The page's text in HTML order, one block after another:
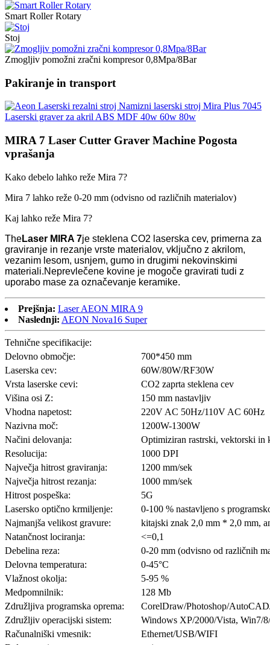
Smart Roller Rotary
Stoj
Zmogljiv pomožni zračni kompresor 0,8Mpa/8Bar
Pakiranje in transport
MIRA 7 Laser Cutter Graver Machine Pogosta
vprašanja
Kako debelo lahko reže Mira 7?
Mira 7 lahko reže 0-20 mm (odvisno od različnih materialov)
Kaj lahko reže Mira 7?
TheLaser MIRA 7je steklena CO2 laserska cev, primerna za
graviranje in rezanje vrste materialov, vključno z akrilom,
vezanim lesom, usnjem, gumo in drugimi nekovinskimi
materiali.Neprevlečene kovine je mogoče gravirati tudi z
uporabo mase za označevanje keramike.
Prejšnja: Laser AEON MIRA 9
Naslednji: AEON Nova16 Super
Tehnične specifikacije:
Delovno območje:
700*450 mm
Laserska cev:
60W/80W/RF30W
Vrsta laserske cevi:
CO2 zaprta steklena cev
Višina osi Z:
150 mm nastavljiv
Vhodna napetost:
220V AC 50Hz/110V AC 60Hz
Nazivna moč:
1200W-1300W
Načini delovanja:
Optimiziran rastrski, vektorski in
Resolucija:
1000 DPI
Največja hitrost graviranja:
1200 mm/sek
Največja hitrost rezanja:
1000 mm/sek
Hitrost pospeška:
5G
Lasersko optično krmiljenje:
0-100 % nastavljeno s
Najmanjša velikost gravure:
kitajski znak 2,0 mm * 2,0 mm,
Natančnost lociranja:
<=0,1
Debelina reza:
0-20 mm (odvisno od različnih
Delovna temperatura:
0-45°C
Vlažnost okolja:
5-95 %
Medpomnilnik:
128 Mb
Združljiva programska oprema:
CorelDraw/Photoshop/
Združljiv operacijski sistem:
Windows XP/2000/Vista, Win7/
Računalniški vmesnik:
Ethernet/USB/WIFI